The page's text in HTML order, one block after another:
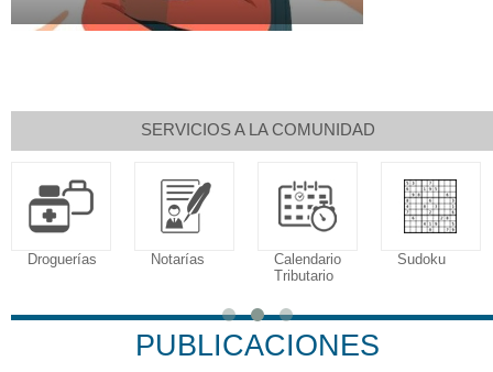
SERVICIOS A LA COMUNIDAD
Droguerías Notarías
Calendario
Tributario
Sudoku
PUBLICACIONES